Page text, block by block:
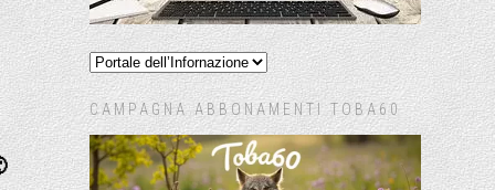
CAMPAGNA ABBONAMENTI TOBA60